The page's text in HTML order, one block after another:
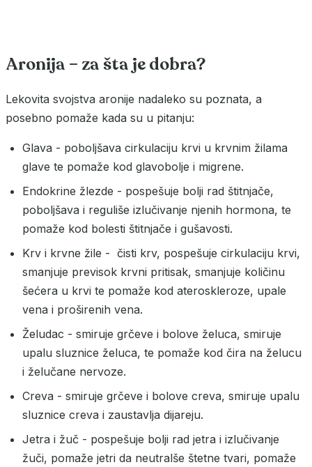
Aronija – za šta je dobra?
Lekovita svojstva aronije nadaleko su poznata, a
posebno pomaže kada su u pitanju:
Glava - poboljšava cirkulaciju krvi u krvnim žilama
glave te pomaže kod glavobolje i migrene.
Endokrine žlezde - pospešuje bolji rad štitnjače,
poboljšava i reguliše izlučivanje njenih hormona, te
pomaže kod bolesti štitnjače i gušavosti.
Krv i krvne žile - čisti krv, pospešuje cirkulaciju krvi,
smanjuje previsok krvni pritisak, smanjuje količinu
šećera u krvi te pomaže kod ateroskleroze, upale
vena i proširenih vena.
Želudac - smiruje grčeve i bolove želuca, smiruje
upalu sluznice želuca, te pomaže kod čira na želucu
i želučane nervoze.
Creva - smiruje grčeve i bolove creva, smiruje upalu
sluznice creva i zaustavlja dijareju.
Jetra i žuč - pospešuje bolji rad jetra i izlučivanje
žuči, pomaže jetri da neutralše štetne tvari, pomaže